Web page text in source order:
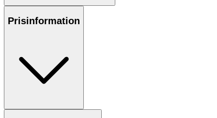
Prisinformation